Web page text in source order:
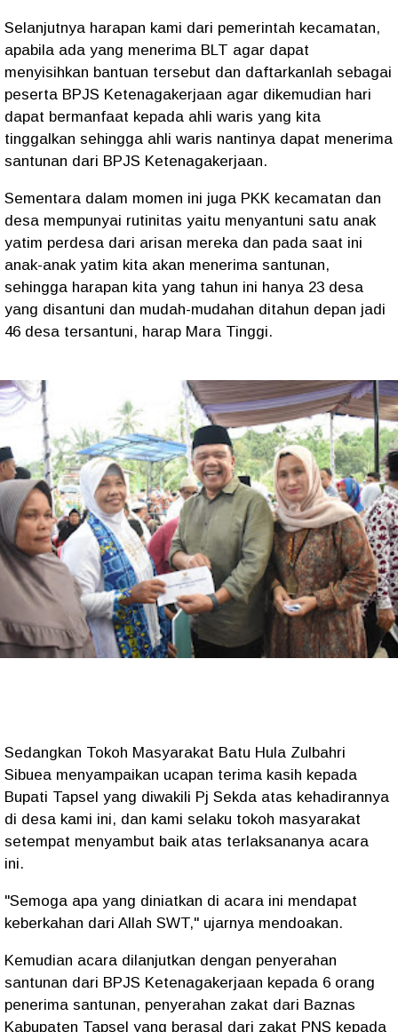
Selanjutnya harapan kami dari pemerintah kecamatan,
apabila ada yang menerima BLT agar dapat
menyisihkan bantuan tersebut dan daftarkanlah sebagai
peserta BPJS Ketenagakerjaan agar dikemudian hari
dapat bermanfaat kepada ahli waris yang kita
tinggalkan sehingga ahli waris nantinya dapat menerima
santunan dari BPJS Ketenagakerjaan.
Sementara dalam momen ini juga PKK kecamatan dan
desa mempunyai rutinitas yaitu menyantuni satu anak
yatim perdesa dari arisan mereka dan pada saat ini
anak-anak yatim kita akan menerima santunan,
sehingga harapan kita yang tahun ini hanya 23 desa
yang disantuni dan mudah-mudahan ditahun depan jadi
46 desa tersantuni, harap Mara Tinggi.
Sedangkan Tokoh Masyarakat Batu Hula Zulbahri
Sibuea menyampaikan ucapan terima kasih kepada
Bupati Tapsel yang diwakili Pj Sekda atas kehadirannya
di desa kami ini, dan kami selaku tokoh masyarakat
setempat menyambut baik atas terlaksananya acara
ini.
"Semoga apa yang diniatkan di acara ini mendapat
keberkahan dari Allah SWT," ujarnya mendoakan.
Kemudian acara dilanjutkan dengan penyerahan
santunan dari BPJS Ketenagakerjaan kepada 6 orang
penerima santunan, penyerahan zakat dari Baznas
Kabupaten Tapsel yang berasal dari zakat PNS kepada